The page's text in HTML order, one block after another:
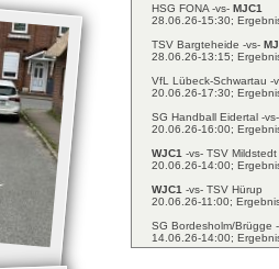
HSG FONA -vs- MJC1
28.06.26-15:30;
TSV Bargteheide -vs-
28.06.26-13:15;
VfL Lübeck-Schwartau -
20.06.26-17:30;
SG Handball Eidertal -vs-
20.06.26-16:00;
WJC1 -vs- TSV Mildstedt
20.06.26-14:00;
WJC1 -vs- TSV Hürup
20.06.26-11:00;
SG Bordesholm/Brügge
14.06.26-14:00;